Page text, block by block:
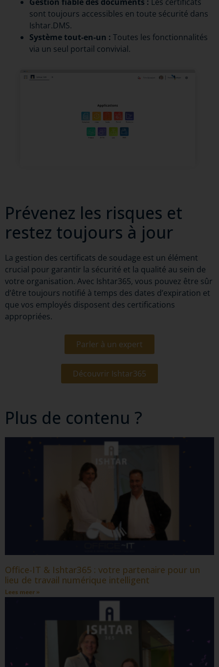
sont toujours accessibles en toute sécurité dans
Ishtar.DMS.
Système tout-en-un : Toutes les fonctionnalités
via un seul portail convivial.
Prévenez les risques et
restez toujours à jour
La gestion des certificats de soudage est un élément
crucial pour garantir la sécurité et la qualité au sein de
votre organisation. Avec Ishtar365, vous pouvez être sûr
d’être toujours notifié à temps des dates d’expiration et
que vos employés disposent des certifications
appropriées.
Parler à un expert
Découvrir Ishtar365
Plus de contenu ?
Office-IT & Ishtar365 : votre partenaire pour un
lieu de travail numérique intelligent
Lees meer »